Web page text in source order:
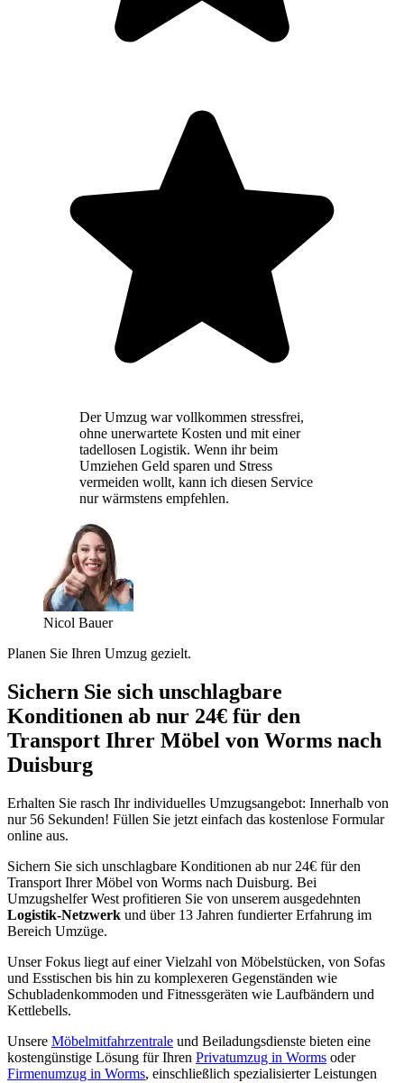
Der Umzug war vollkommen stressfrei,
ohne unerwartete Kosten und mit einer
tadellosen Logistik. Wenn ihr beim
Umziehen Geld sparen und Stress
vermeiden wollt, kann ich diesen Service
nur wärmstens empfehlen.
Nicol Bauer
Planen Sie Ihren Umzug gezielt.
Sichern Sie sich unschlagbare
Konditionen ab nur 24€ für den
Transport Ihrer Möbel von Worms nach
Duisburg
Erhalten Sie rasch Ihr individuelles Umzugsangebot: Innerhalb von
nur 56 Sekunden! Füllen Sie jetzt einfach das kostenlose Formular
online aus.
Sichern Sie sich unschlagbare Konditionen ab nur 24€ für den
Transport Ihrer Möbel von Worms nach Duisburg. Bei
Umzugshelfer West profitieren Sie von unserem ausgedehnten
Logistik-Netzwerk und über 13 Jahren fundierter Erfahrung im
Bereich Umzüge.
Unser Fokus liegt auf einer Vielzahl von Möbelstücken, von Sofas
und Esstischen bis hin zu komplexeren Gegenständen wie
Schubladenkommoden und Fitnessgeräten wie Laufbändern und
Kettlebells.
Unsere Möbelmitfahrzentrale und Beiladungsdienste bieten eine
kostengünstige Lösung für Ihren Privatumzug in Worms oder
Firmenumzug in Worms, einschließlich spezialisierter Leistungen